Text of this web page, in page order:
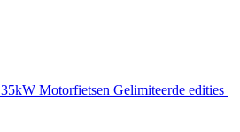
35kW Motorfietsen Gelimiteerde edities